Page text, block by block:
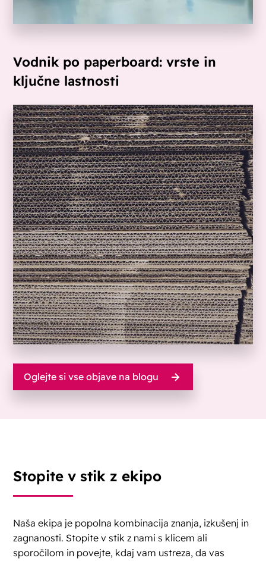
Vodnik po paperboard: vrste in
ključne lastnosti
Oglejte si vse objave na blogu
Stopite v stik z ekipo
Naša ekipa je popolna kombinacija znanja, izkušenj in
zagnanosti. Stopite v stik z nami s klicem ali
sporočilom in povejte, kdaj vam ustreza, da vas